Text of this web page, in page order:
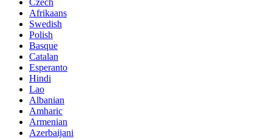
Czech
Afrikaans
Swedish
Polish
Basque
Catalan
Esperanto
Hindi
Lao
Albanian
Amharic
Armenian
Azerbaijani